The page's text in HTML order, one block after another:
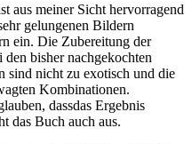
aus meiner Sicht hervorragend
gelungenen Bildern
ein. Die Zubereitung der
bisher nachgekochten
sind nicht zu exotisch und die
Kombinationen.
dassdas Ergebnis
das Buch auch aus.